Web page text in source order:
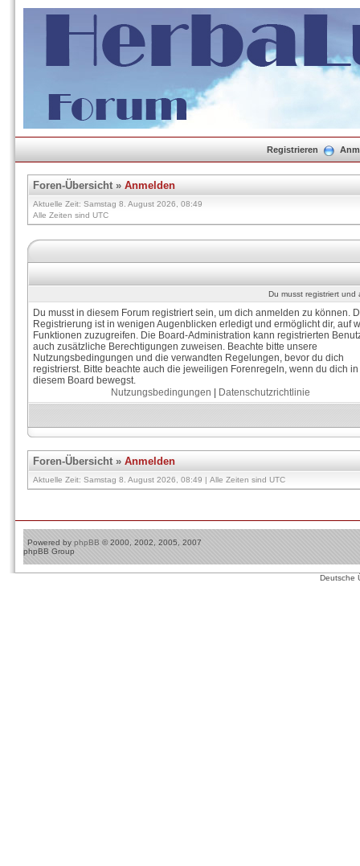
Registrieren
Foren-Übersicht» Anmelden
Aktuelle Zeit: Samstag 8. August 2026, 08:49
Alle Zeiten sind UTC
Du musst registriert
Du musst in diesem Forum registriert sein, um dich anmelden zu können.
Registrierung ist in wenigen Augenblicken erledigt und ermöglicht dir, auf
Funktionen zuzugreifen. Die Board-Administration kann registrierten
auch zusätzliche Berechtigungen zuweisen. Beachte bitte unsere
Nutzungsbedingungen und die verwandten Regelungen, bevor du dich
registrierst. Bitte beachte auch die jeweiligen Forenregeln, wenn du dich in
diesem Board bewegst.
Nutzungsbedingungen
Datenschutzrichtlinie
Foren-Übersicht» Anmelden
Aktuelle Zeit: Samstag 8. August 2026, 08:49 | Alle Zeiten sind UTC
Powered by phpBB © 2000, 2002, 2005, 2007
phpBB Group
Deutsche